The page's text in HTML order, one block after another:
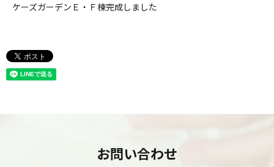
ケーズガーデンＥ・Ｆ棟完成しました
お問い合わせ